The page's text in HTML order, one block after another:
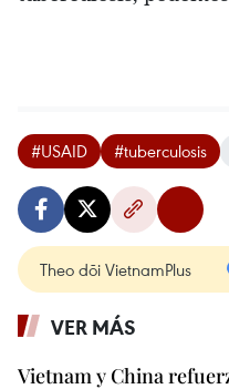
#USAID #tuberculosis
Theo dõi VietnamPlus
VER MÁS
Vietnam y China